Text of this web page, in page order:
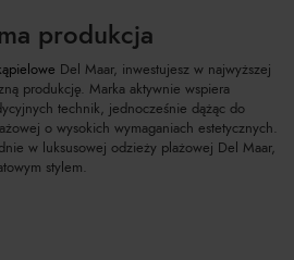
produkcja
Del Maar, inwestujesz w najwyższej
produkcję. Marka aktywnie wspiera
technik, jednocześnie dążąc do
o wysokich wymaganiach estetycznych.
w luksusowej odzieży plażowej Del Maar,
stylem.